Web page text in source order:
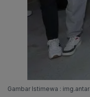
Gambar Istimewa :